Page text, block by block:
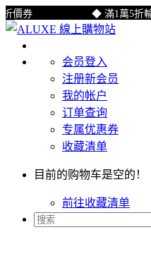
◆ 滿1萬5折輸入
会员登入
注册新会员
我的帐户
订单查询
专属优惠券
收藏清单
目前的购物车是空的！
前往收藏清单